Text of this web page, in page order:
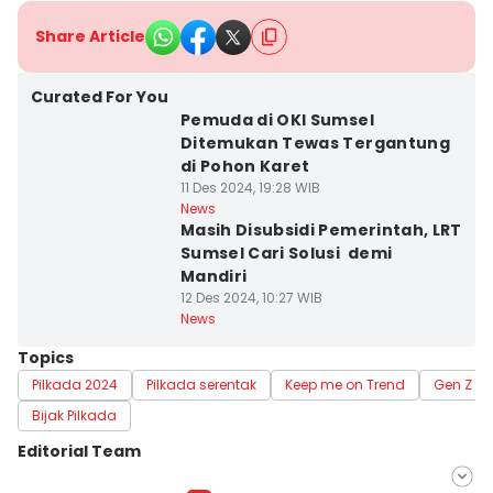
Share Article
Curated For You
Pemuda di OKI Sumsel
Ditemukan Tewas Tergantung
di Pohon Karet
11 Des 2024, 19:28 WIB
News
Masih Disubsidi Pemerintah, LRT
Sumsel Cari Solusi demi
Mandiri
12 Des 2024, 10:27 WIB
News
Topics
Pilkada 2024 Pilkada serentak Keep me on Trend
Gen Z
Bijak Pilkada
Editorial Team